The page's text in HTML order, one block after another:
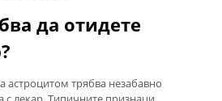
да отидете
астроцитом трябва незабавно